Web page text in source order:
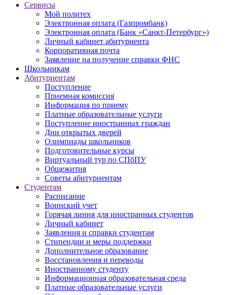
Сервисы
Мой политех
Электронная оплата (Газпромбанк)
Электронная оплата (Банк «Санкт-Петербург»)
Личный кабинет абитуриента
Корпоративная почта
Заявление на получение справки ФНС
Школьникам
Абитуриентам
Поступление
Приемная комиссия
Информация по приему
Платные образовательные услуги
Поступление иностранных граждан
Дни открытых дверей
Олимпиады школьников
Подготовительные курсы
Виртуальный тур по СПбПУ
Общежития
Советы абитуриентам
Студентам
Расписание
Воинский учет
Горячая линия для иностранных студентов
Личный кабинет
Заявления и справки студентам
Стипендии и меры поддержки
Дополнительное образование
Восстановления и переводы
Иностранному студенту
Информационная образовательная среда
Платные образовательные услуги